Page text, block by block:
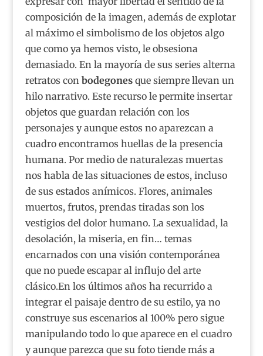
composición de la imagen, además de explotar
al máximo el simbolismo de los objetos algo
que como ya hemos visto, le obsesiona
demasiado. En la mayoría de sus series alterna
retratos con bodegonesque siempre llevan un
hilo narrativo. Este recurso le permite insertar
objetos que guardan relación con los
personajes y aunque estos no aparezcan a
cuadro encontramos huellas de la presencia
humana. Por medio de naturalezas muertas
nos habla de las situaciones de estos, incluso
de sus estados anímicos. Flores, animales
muertos, frutos, prendas tiradas son los
vestigios del dolor humano. La sexualidad, la
desolación, la miseria, en fin… temas
encarnados con una visión contemporánea
que no puede escapar al influjo del arte
clásico.En los últimos años ha recurrido a
integrar el paisaje dentro de su estilo, ya no
construye sus escenarios al 100% pero sigue
manipulando todo lo que aparece en el cuadro
y aunque parezca que su foto tiende más a